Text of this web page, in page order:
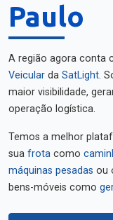
Paulo
A região agora conta
Veicular da SatLight.
maior visibilidade,
operação logística.
Temos a melhor
sua frota como
máquinas pesadas ou
bens-móveis como